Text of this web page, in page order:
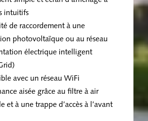
intuitifs
de raccordement à une
photovoltaïque ou au réseau
électrique intelligent
avec un réseau WiFi
aisée grâce au filtre à air
et à une trappe d’accès à l’avant